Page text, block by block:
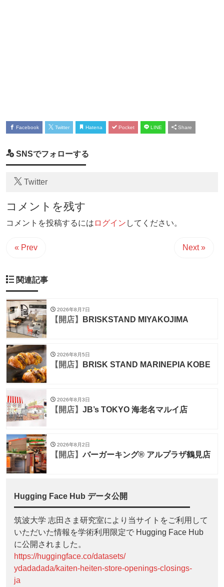
Facebook Twitter Hatena Pocket LINE Share
SNSでフォローする
Twitter
コメントを残す
コメントを投稿するには ログイン してください。
« Prev Next »
関連記事
2026年8月7日
【開店】 BRISKSTAND MIYAKOJIMA
2026年8月5日
【開店】 BRISK STAND MARINEPIA KOBE
2026年8月3日
【開店】 JB’s TOKYO 海老名マルイ店
2026年8月2日
【開店】バーガーキング® アルプラザ鶴見店
Hugging Face Hub データ公開
筑波大学 志田さま研究室により当サイトをご利用して
いただいた情報を学術利用限定で Hugging Face Hub
に公開されました。
https://huggingface.co/datasets/
ydadadada/kaiten-heiten-store-openings-closings-
ja